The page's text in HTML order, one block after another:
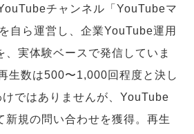
チャンネル「YouTubeマ
自ら運営し、企業YouTube運用
、実体験ベースで発信していま
生数は500〜1,000回程度と決し
けではありませんが、YouTube
新規の問い合わせを獲得。再生